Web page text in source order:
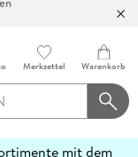
Merkzettel Warenkorb
mit dem